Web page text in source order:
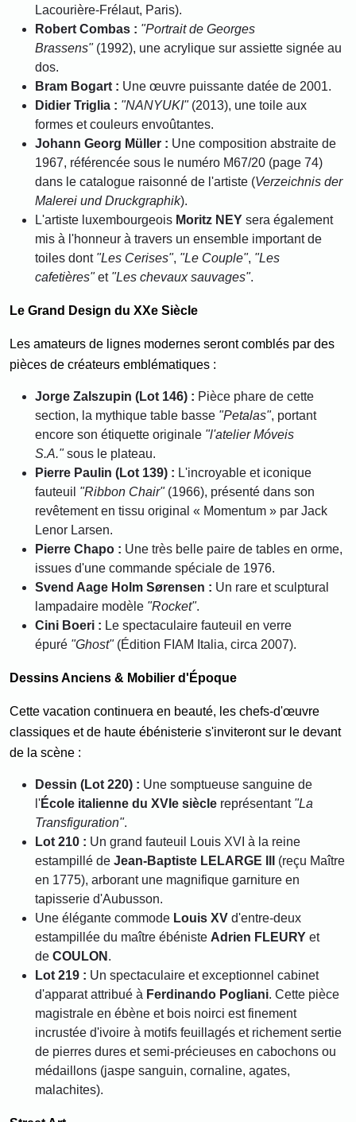
Lacourière-Frélaut, Paris).
Robert Combas : "Portrait de Georges
Brassens"(1992), une acrylique sur assiette signée au
dos.
Bram Bogart : Une œuvre puissante datée de 2001.
Didier Triglia : "NANYUKI"(2013), une toile aux
formes et couleurs envoûtantes.
Johann Georg Müller : Une composition abstraite de
1967, référencée sous le numéro M67/20 (page 74)
dans le catalogue raisonné de l'artiste (Verzeichnis der
Malerei und Druckgraphik).
L'artiste luxembourgeois Moritz NEY sera également
mis à l'honneur à travers un ensemble important de
toiles dont "Les Cerises", "Le Couple", "Les
cafetières"et "Les chevaux sauvages".
Le Grand Design du XXe Siècle
Les amateurs de lignes modernes seront comblés par des
pièces de créateurs emblématiques :
Jorge Zalszupin (Lot 146) : Pièce phare de cette
section, la mythique table basse "Petalas", portant
encore son étiquette originale "l'atelier Móveis
S.A."sous le plateau.
Pierre Paulin (Lot 139) : L'incroyable et iconique
fauteuil "Ribbon Chair"(1966), présenté dans son
revêtement en tissu original « Momentum » par Jack
Lenor Larsen.
Pierre Chapo : Une très belle paire de tables en orme,
issues d'une commande spéciale de 1976.
Svend Aage Holm Sørensen : Un rare et sculptural
lampadaire modèle "Rocket".
Cini Boeri : Le spectaculaire fauteuil en verre
épuré "Ghost"(Édition FIAM Italia, circa 2007).
Dessins Anciens & Mobilier d'Époque
Cette vacation continuera en beauté, les chefs-d'œuvre
classiques et de haute ébénisterie s'inviteront sur le devant
de la scène :
Dessin (Lot 220) : Une somptueuse sanguine de
l'École italienne du XVIe siècle représentant "La
Transfiguration".
Lot 210 : Un grand fauteuil Louis XVI à la reine
estampillé de Jean-Baptiste LELARGE III
(reçu Maître
en 1775), arborant une magnifique garniture en
tapisserie d'Aubusson.
Une élégante commode Louis XV d'entre-deux
estampillée du maître ébéniste Adrien FLEURY et
de COULON .
Lot 219 : Un spectaculaire et exceptionnel cabinet
d'apparat attribué à Ferdinando Pogliani. Cette pièce
magistrale en ébène et bois noirci est finement
incrustée d'ivoire à motifs feuillagés et richement sertie
de pierres dures et semi-précieuses en cabochons ou
médaillons (jaspe sanguin, cornaline, agates,
malachites).